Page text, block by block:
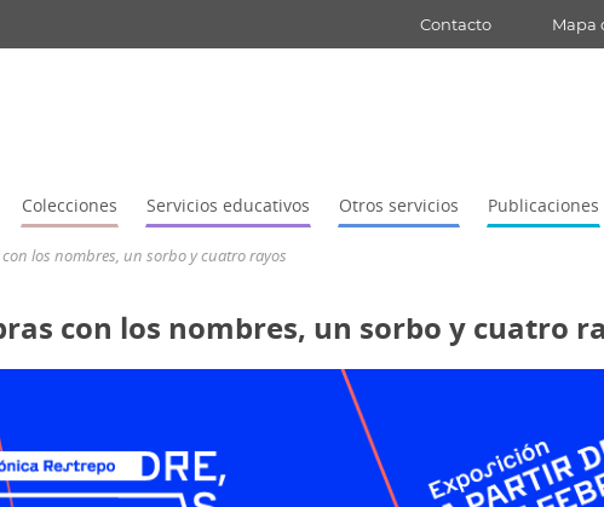
Contacto Mapa
Colecciones Servicios educativos Otros servicios Publicaciones
los nombres, un sorbo y cuatro rayos
con los nombres, un sorbo y cuatro